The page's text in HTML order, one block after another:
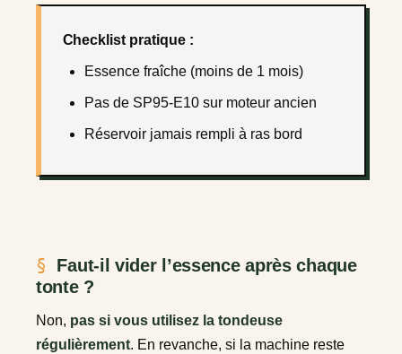
Checklist pratique :
Essence fraîche (moins de 1 mois)
Pas de SP95-E10 sur moteur ancien
Réservoir jamais rempli à ras bord
Faut-il vider l’essence après chaque
tonte ?
Non, pas si vous utilisez la tondeuse
régulièrement. En revanche, si la machine reste